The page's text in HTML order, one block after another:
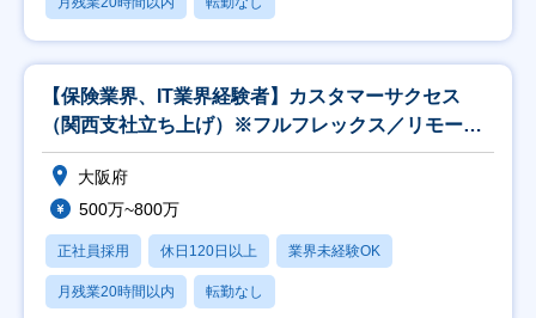
【保険業界、IT業界経験者】カスタマーサクセス
（関西支社立ち上げ）※フルフレックス／リモート
中心
大阪府
500万~800万
正社員採用 休日120日以上 業界未経験OK
月残業20時間以内 転勤なし